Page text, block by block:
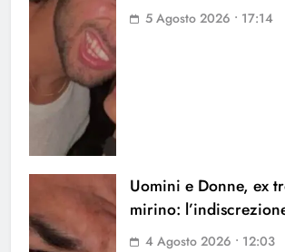
5 Agosto 2026 • 17:14
Uomini e Donne, ex
mirino:
4 Agosto 2026 • 12:03